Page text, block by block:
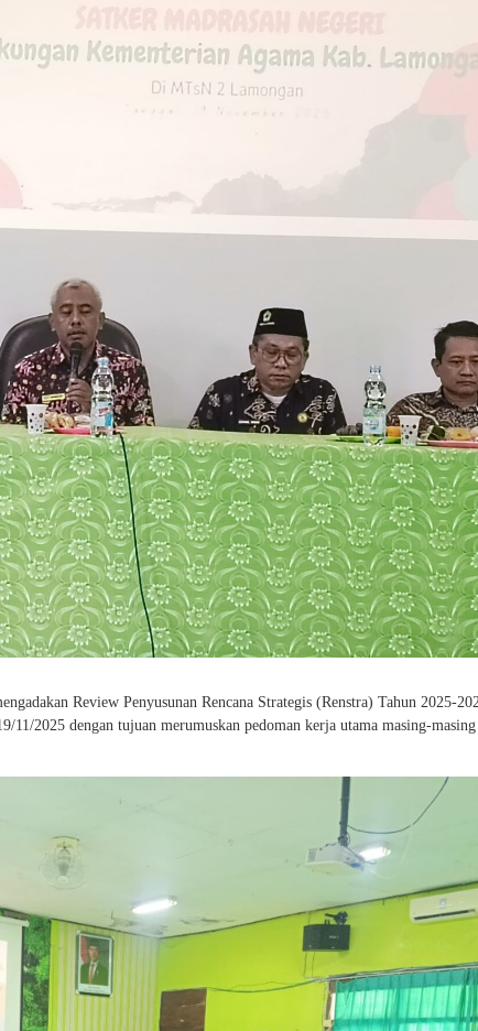
Review Penyusunan Rencana Strategis (Renstra) Tahun 2025-
2025 dengan tujuan merumuskan pedoman kerja utama masing-